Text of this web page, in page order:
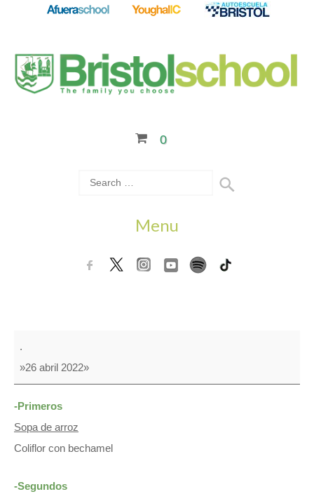
0
Menu
MERIENDA
.
»26 abril 2022»
-Primeros
Sopa de arroz
Coliflor con bechamel
-Segundos